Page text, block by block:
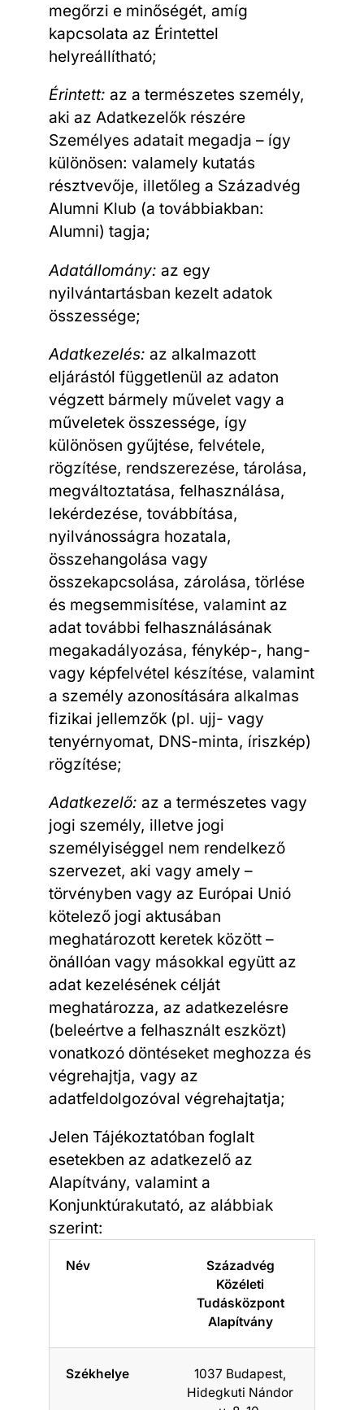
megőrzi e minőségét, amíg
kapcsolata az Érintettel
helyreállítható;
Érintett: az a természetes személy,
aki az Adatkezelők részére
Személyes adatait megadja – így
különösen: valamely kutatás
résztvevője, illetőleg a Századvég
Alumni Klub (a továbbiakban:
Alumni) tagja;
Adatállomány: az egy
nyilvántartásban kezelt adatok
összessége;
Adatkezelés: az alkalmazott
eljárástól függetlenül az adaton
végzett bármely művelet vagy a
műveletek összessége, így
különösen gyűjtése, felvétele,
rögzítése, rendszerezése, tárolása,
megváltoztatása, felhasználása,
lekérdezése, továbbítása,
nyilvánosságra hozatala,
összehangolása vagy
összekapcsolása, zárolása, törlése
és megsemmisítése, valamint az
adat további felhasználásának
megakadályozása, fénykép-, hang-
vagy képfelvétel készítése, valamint
a személy azonosítására alkalmas
fizikai jellemzők (pl. ujj- vagy
tenyérnyomat, DNS-minta, íriszkép)
rögzítése;
Adatkezelő: az a természetes vagy
jogi személy, illetve jogi
személyiséggel nem rendelkező
szervezet, aki vagy amely –
törvényben vagy az Európai Unió
kötelező jogi aktusában
meghatározott keretek között –
önállóan vagy másokkal együtt az
adat kezelésének célját
meghatározza, az adatkezelésre
(beleértve a felhasznált eszközt)
vonatkozó döntéseket meghozza és
végrehajtja, vagy az
adatfeldolgozóval végrehajtatja;
Jelen Tájékoztatóban foglalt
esetekben az adatkezelő az
Alapítvány, valamint a
Konjunktúrakutató, az alábbiak
szerint:
Név
Századvég
Közéleti
Tudásközpont
Alapítvány
Székhelye
1037 Budapest,
Hidegkuti Nándor